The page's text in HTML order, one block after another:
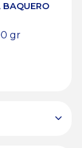
BAQUERO
gr